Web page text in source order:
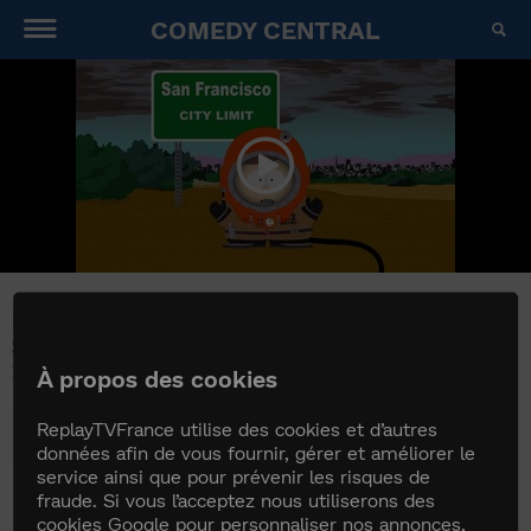
COMEDY CENTRAL
South Park
2006
l'environnement et pousse tous les habitants de
South Park à acheter des voitures hybrides...
À propos des cookies
ReplayTVFrance utilise des cookies et d’autres
données afin de vous fournir, gérer et améliorer le
service ainsi que pour prévenir les risques de
fraude. Si vous l’acceptez nous utiliserons des
cookies Google pour personnaliser nos annonces,